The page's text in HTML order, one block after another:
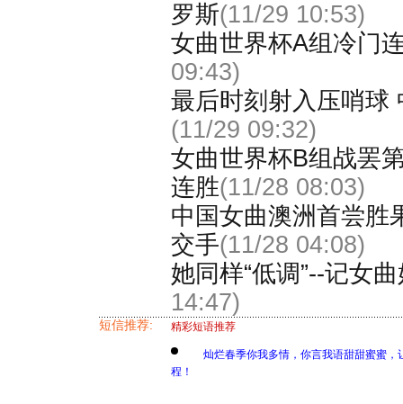
罗斯(11/29 10:53)
女曲世界杯A组冷门
09:43)
最后时刻射入压哨球
(11/29 09:32)
女曲世界杯B组战罢
连胜(11/28 08:03)
中国女曲澳洲首尝胜
交手(11/28 04:08)
她同样“低调”--记女
14:47)
短信推荐: 精彩短语推荐
灿烂春季你我多情，你言我语甜甜蜜蜜
程！